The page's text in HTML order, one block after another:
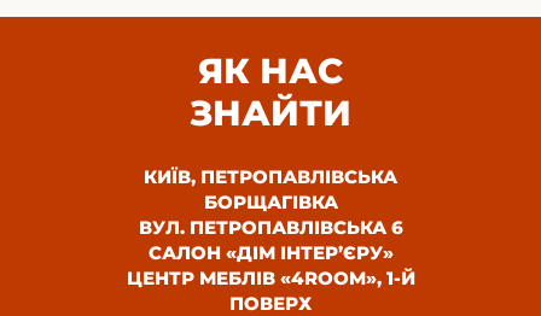
ЯК НАС
ЗНАЙТИ
КИЇВ, ПЕТРОПАВЛІВСЬКА
БОРЩАГІВКА
ВУЛ. ПЕТРОПАВЛІВСЬКА 6
САЛОН «ДІМ ІНТЕР’ЄРУ»
ЦЕНТР МЕБЛІВ «4ROOM», 1-Й
ПОВЕРХ